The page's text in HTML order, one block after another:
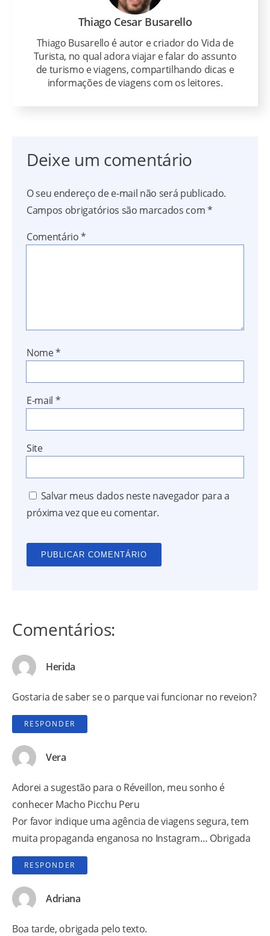
Thiago Cesar Busarello
Thiago Busarello é autor e criador do Vida de
Turista, no qual adora viajar e falar do assunto
de turismo e viagens, compartilhando dicas e
informações de viagens com os leitores.
Deixe um comentário
O seu endereço de e-mail não será publicado.
Campos obrigatórios são marcados com*
Comentário*
Nome*
E-mail *
Site
Salvar meus dados neste navegador para a
próxima vez que eu comentar.
Comentários:
Herida
Gostaria de saber se o parque vai funcionar no reveion?
RESPONDER
Vera
Adorei a sugestão para o Réveillon, meu sonho é
conhecer Macho Picchu Peru
Por favor indique uma agência de viagens segura, tem
muita propaganda enganosa no Instagram… Obrigada
RESPONDER
Adriana
Boa tarde, obrigada pelo texto.